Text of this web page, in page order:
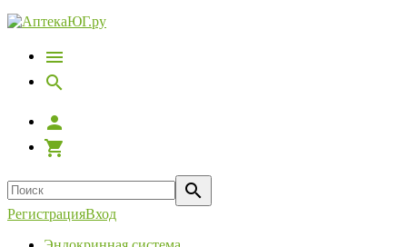
РегистрацияВход